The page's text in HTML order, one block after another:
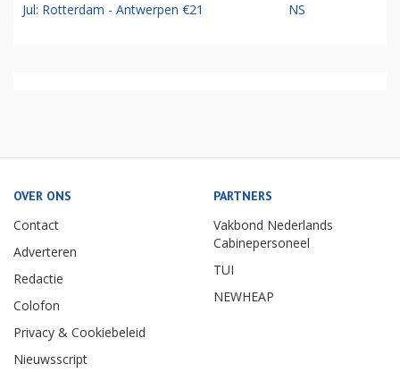
Jul: Rotterdam - Antwerpen €21 NS
OVER ONS
Contact
Adverteren
Redactie
Colofon
Privacy & Cookiebeleid
Nieuwsscript
PARTNERS
Vakbond Nederlands
Cabinepersoneel
TUI
NEWHEAP